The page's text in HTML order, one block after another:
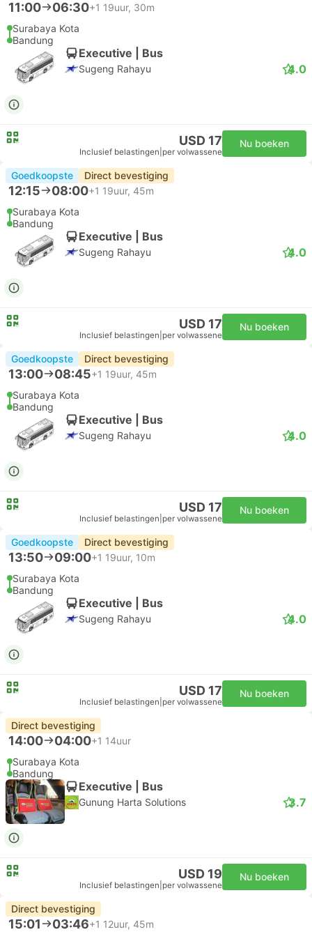
11:00 06:30+1 19uur, 30m
Surabaya Kota
Bandung
Executive | Bus
Sugeng Rahayu 4.0
USD 17
Inclusief belastingen per volwassene
Nu boeken
Goedkoopste Direct bevestiging
12:15 08:00+1 19uur, 45m
Surabaya Kota
Bandung
Executive | Bus
Sugeng Rahayu 4.0
USD 17
Inclusief belastingen per volwassene
Nu boeken
Goedkoopste Direct bevestiging
13:00 08:45+1 19uur, 45m
Surabaya Kota
Bandung
Executive | Bus
Sugeng Rahayu 4.0
USD 17
Inclusief belastingen per volwassene
Nu boeken
Goedkoopste Direct bevestiging
13:50 09:00+1 19uur, 10m
Surabaya Kota
Bandung
Executive | Bus
Sugeng Rahayu 4.0
USD 17
Inclusief belastingen per volwassene
Nu boeken
Direct bevestiging
14:00 04:00+1 14uur
Surabaya Kota
Bandung
Executive | Bus
Gunung Harta Solutions 3.7
USD 19
Inclusief belastingen per volwassene
Nu boeken
Direct bevestiging
15:01 03:46+1 12uur, 45m